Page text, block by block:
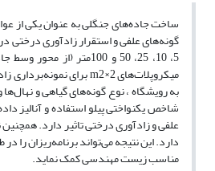
ساخت جاده‌های جنگلی به عنوان یکی از
شاخص یکنواختی پیلو استفاده و آنالیز
دارد. این نتیجه می‌تواند برنامه‌ریزان
مناسب زیست مهندسی کمک نماید.